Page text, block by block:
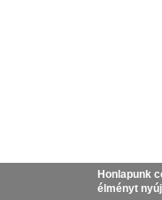
Honlapunk
élményt